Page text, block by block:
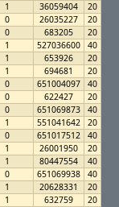
1 36059404
20
0 26035227
20
0 683205
20
1 527036600
40
1 653926
20
1 694681
20
0 651004097
40
0 622427
20
0 651069873
40
1 551041642
20
0 651017512
40
1 26001950
20
1 80447554
40
0 651069938
40
1 20628331
20
1 632759 20